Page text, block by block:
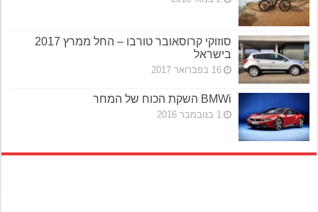
סוזוקי קרוסאובר טורבו – החל ממרץ 2017
בישראל
16 בפברואר 2017
BMWi השקת הכוח של המחר
1 בנובמבר 2016